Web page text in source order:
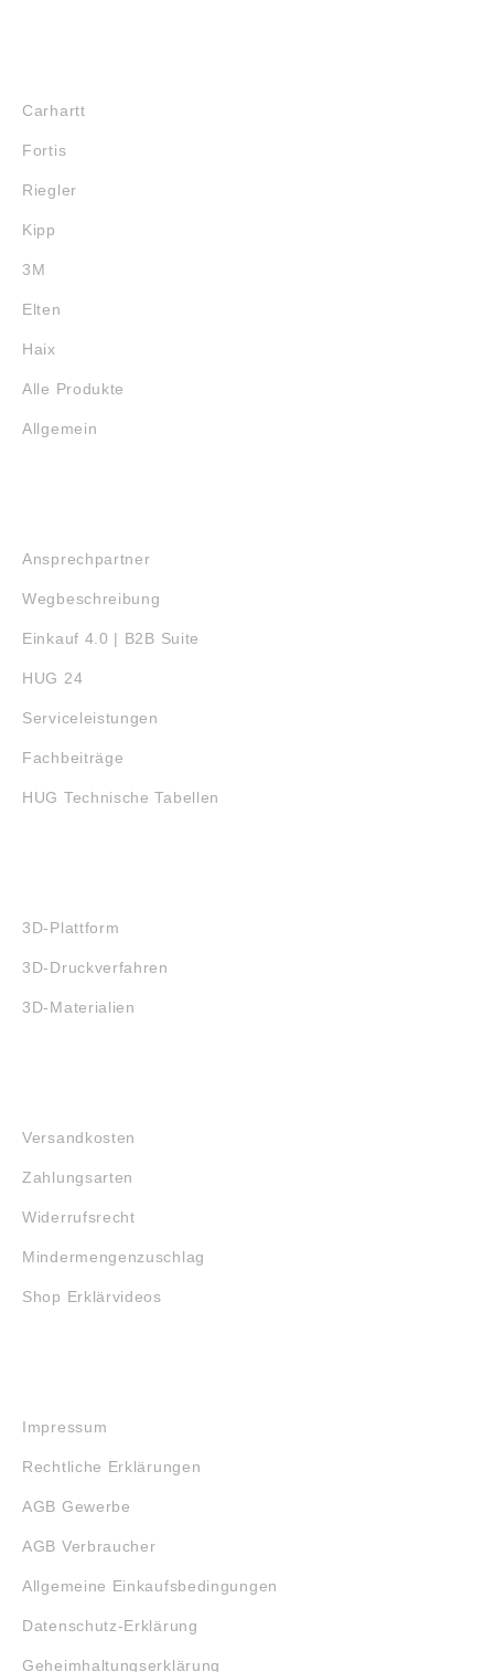
Carhartt
Fortis
Riegler
Kipp
3M
Elten
Haix
Alle Produkte
Allgemein
Ansprechpartner
Wegbeschreibung
Einkauf 4.0 | B2B Suite
HUG 24
Serviceleistungen
Fachbeiträge
HUG Technische Tabellen
3D-Plattform
3D-Druckverfahren
3D-Materialien
Versandkosten
Zahlungsarten
Widerrufsrecht
Mindermengenzuschlag
Shop Erklärvideos
Impressum
Rechtliche Erklärungen
AGB Gewerbe
AGB Verbraucher
Allgemeine Einkaufsbedingungen
Datenschutz-Erklärung
Geheimhaltungserklärung